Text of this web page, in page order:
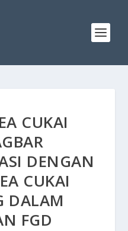
CUKAI
DENGAN
CUKAI
DALAM
FGD